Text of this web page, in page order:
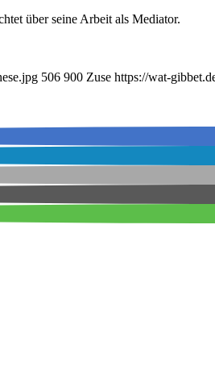
über seine Arbeit als Mediator.
506 900 Zuse https://wat-